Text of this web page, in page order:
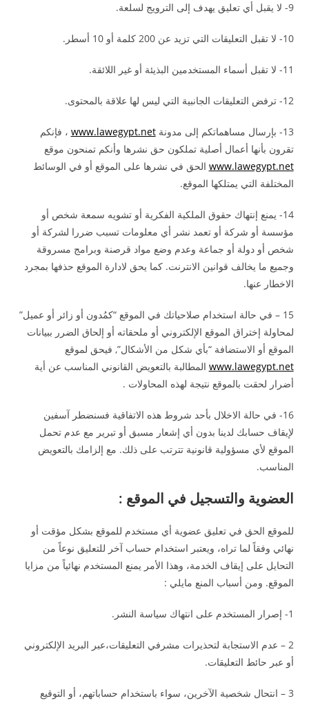
9- لا يقبل أي تعليق يهدف إلى الترويج لسلعة.
10- لا تقبل التعليقات التي تزيد عن 200 كلمة أو 10 أسطر.
11- لا تقبل أسماء المستخدمين البذيئة أو غير اللائقة.
12- ترفض التعليقات الجانبية التي ليس لها علاقة بالمحتوى.
13- بإرسال مساهماتكم إلى مدونة www.lawegypt.net ، فإنكم
تقرون بأنها أعمال أصلية تملكون حق نشرها وأنكم تمنحون موقع
www.lawegypt.net الحق في نشرها على الموقع أو في الوسائط
المختلفة التي يمتلكها الموقع.
14- يمنع إنتهاك حقوق الملكية الفكرية أو تشويه سمعة شخص أو
مؤسسة أو شركة أو تعمد نشر أي معلومات تسبب ضررا لشركة أو
شخص أو دولة أو جماعة وعدم وضع مواد قرصنة وبرامج مسروقة
وجميع ما يخالف قوانين الانترنت. كما يحق لادارة الموقع حذفها بمجرد
الاخطار عنها.
15 – في حالة استخدام صلاحياتك في الموقع “كمُدون أو زائر أو عميل”
لمحاولة إختراق الموقع الإلكتروني أو ملحقاته أو إلحاق الضرر ببيانات
الموقع أو الاستضافة “بأي شكل من الأشكال”, فيحق لموقع
www.lawegypt.net المطالبة بالتعويض القانوني المناسب عن أية
أضرار لحقت بالموقع نتيجة لهذه المحاولات .
16- في حالة الاخلال بأحد شروط هذه الاتفاقية فسنضطر آسفين
لإيقاف حسابك لدينا بدون أي إشعار مسبق أو تبرير مع عدم تحمل
الموقع لأي مسؤولية قانونية تترتب على ذلك. مع إلزامك بالتعويض
المناسب.
العضوية والتسجيل في الموقع :
للموقع الحق في تعليق عضوية أي مستخدم للموقع بشكل مؤقت أو
نهائي وفقاً لما تراه، ويعتبر استخدام حساب آخر للتعليق نوعاً من
التحايل على إيقاف الخدمة، وهذا الأمر يمنع المستخدم نهائياً من مزايا
الموقع. ومن أسباب المنع مايلي :
1- إصرار المستخدم على انتهاك سياسة النشر.
2 – عدم الاستجابة لتحذيرات مشرفي التعليقات،عبر البريد الإلكتروني
أو عبر حائط التعليقات.
3 – انتحال شخصية الآخرين، سواء باستخدام حساباتهم، أو التوقيع